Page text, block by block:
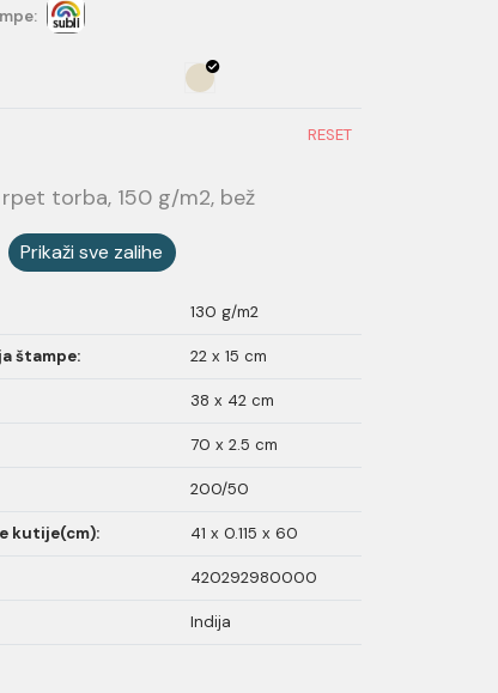
RESET
rpet torba, 150 g/m2, bež
Prikaži sve zalihe
130 g/m2
štampe: 22 x 15 cm
38 x 42 cm
70 x 2.5 cm
200/50
kutije(cm): 41 x 0.115 x 60
420292980000
Indija